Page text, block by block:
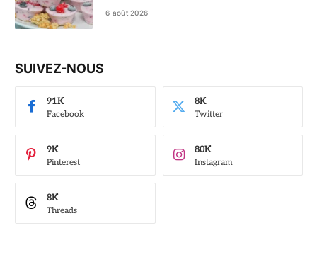
6 août 2026
SUIVEZ-NOUS
Facebook
91K
Twitter
8K
Pinterest
9K
Instagram
80K
Threads
8K